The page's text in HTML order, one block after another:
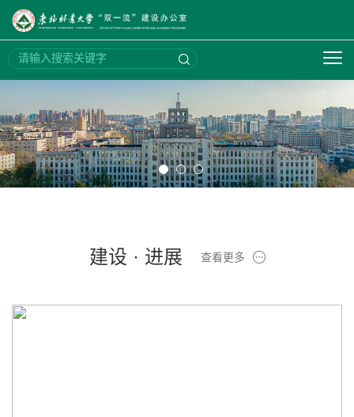
建设 · 进展 查看更多